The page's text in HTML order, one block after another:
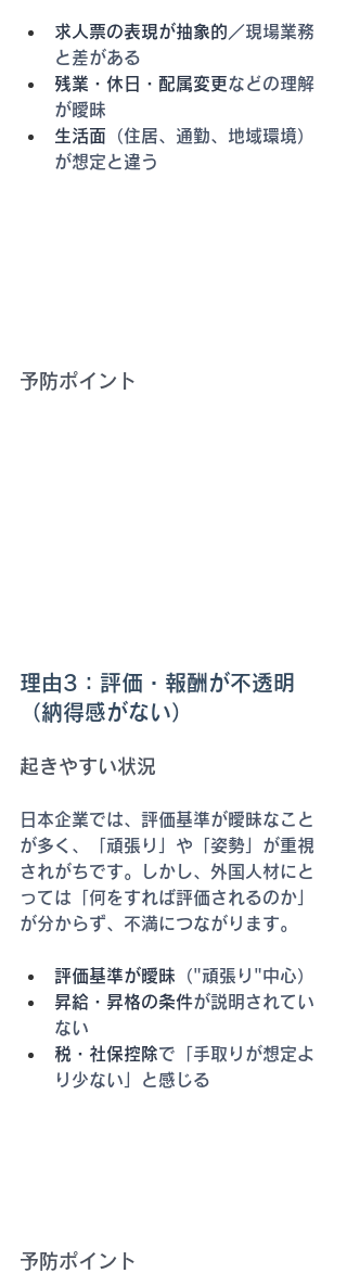
求人票の表現が抽象的 ／現場業務
と差がある
残業・休日・配属変更などの理解
が曖昧
生活面 （住居、通勤、地域環境）
が想定と違う
予防ポイント
理由3：評価・報酬が不透明
（納得感がない）
起きやすい状況
日本企業では、評価基準が曖昧なこと
が多く、「頑張り」や「姿勢」が重視
されがちです。しかし、外国人材にと
っては「何をすれば評価されるのか」
が分からず、不満につながります。
評価基準が曖昧 （"頑張り"中心）
昇給・昇格の条件が説明されてい
ない
税・社保控除で「手取りが想定よ
り少ない」と感じる
予防ポイント